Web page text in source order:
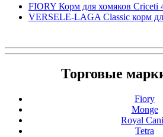
FIORY Корм для хомяков Criceti
VERSELE-LAGA Classic корм
Торговые
Fiory
Monge
Royal
Tetra